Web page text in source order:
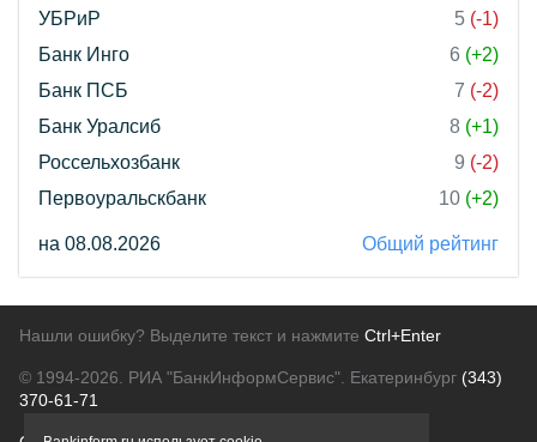
УБРиР
5 (-1)
Банк Инго
6 (+2)
Банк ПСБ
7 (-2)
Банк Уралсиб
8 (+1)
Россельхозбанк
9 (-2)
Первоуральскбанк
10 (+2)
на 08.08.2026 Общий рейтинг
Нашли ошибку? Выделите текст и нажмите Ctrl+Enter
© 1994-2026. РИА "БанкИнформСервис". Екатеринбург (343)
370-61-71